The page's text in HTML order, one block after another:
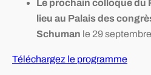
Le prochain colloque du
lieu au Palais des
Schuman le 29
Téléchargez le programme